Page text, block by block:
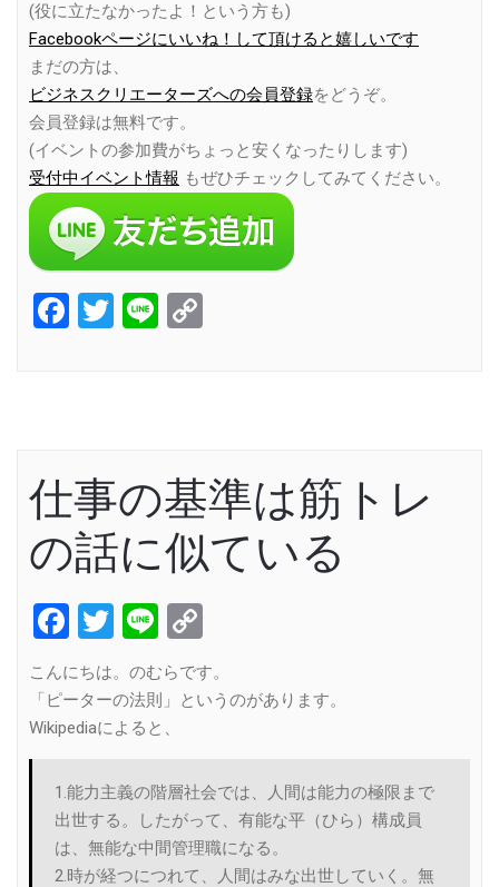
(役に立たなかったよ！という方も)
Facebookページにいいね！して頂けると嬉しいです
まだの方は、
ビジネスクリエーターズへの会員登録をどうぞ。
会員登録は無料です。
(イベントの参加費がちょっと安くなったりします)
受付中イベント情報 もぜひチェックしてみてください。
Facebook
Twitter
Line
仕事の基準は筋トレ
の話に似ている
Facebook
Twitter
Line
Link
こんにちは。のむらです。
「ピーターの法則」というのがあります。
Wikipediaによると、
1.能力主義の階層社会では、人間は能力の極限まで
出世する。したがって、有能な平（ひら）構成員
は、無能な中間管理職になる。
2.時が経つにつれて、人間はみな出世していく。無